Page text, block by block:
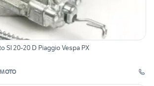
SI 20-20 D Piaggio Vespa PX